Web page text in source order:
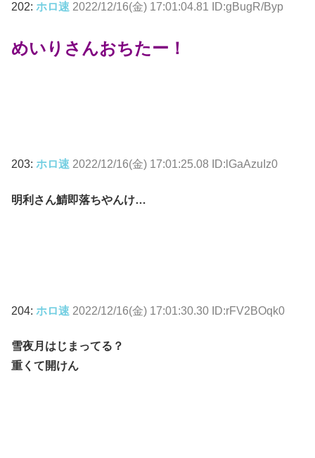
202: ホロ速 2022/12/16(金) 17:01:04.81 ID:gBugR/Byp
めいりさんおちたー！
203: ホロ速 2022/12/16(金) 17:01:25.08 ID:lGaAzuIz0
明利さん鯖即落ちやんけ…
204: ホロ速 2022/12/16(金) 17:01:30.30 ID:rFV2BOqk0
雪夜月はじまってる？
重くて開けん